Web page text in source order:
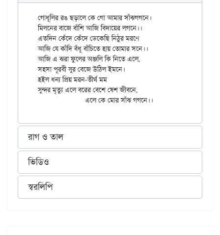
গোধূলির রঙ ছড়ালে কে গো আমার সাঁঝগগনে।
মিলনের বাজে বাঁশি আজি বিদায়ের লগনে।।
এতদিন কেঁদে কেঁদে ডেকেছি নিঠুর মরণে
আজি যে কাঁদি বঁধূ বাঁচিতে হায় তোমার সনে।।
আজি এ ঝরা ফুলের অঞ্জলি কি নিতে এলে,
সহসা পূরবী সুর বেজে উঠিল ইমনে।
হইল ধন্য প্রিয় মরন-তীর্থ মম
সুন্দর মৃত্যু এলে বরের বেশে ষেশ জীবনে,
রাগ ও তাল
ভিডিও
স্বরলিপি